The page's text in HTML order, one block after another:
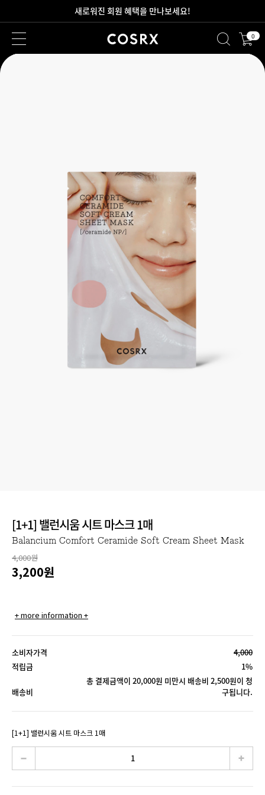
새로워진 회원 혜택을 만나보세요!
2만원 이상 무료 배송 0
[1+1] 밸런시움 시트 마스크 1매
Balancium Comfort Ceramide Soft Cream Sheet Mask
4,000원
3,200원
+ more information +
소비자가격
4,000
적립금
1%
배송비
총 결제금액이 20,000원 미만시 배송비 2,500원이 청
구됩니다.
[1+1] 밸런시움 시트 마스크 1매